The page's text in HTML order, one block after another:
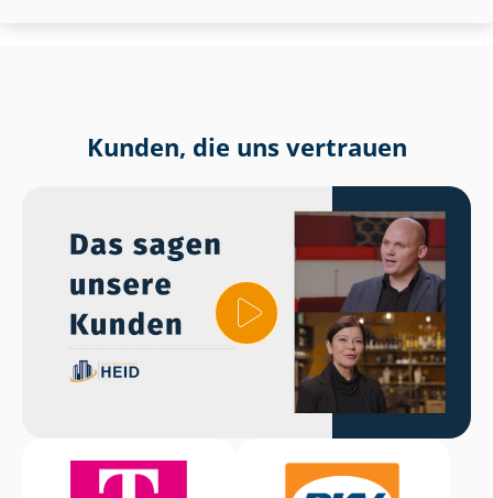
Kunden, die uns vertrauen